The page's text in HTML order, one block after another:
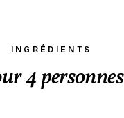
INGRÉDIENTS
4 personnes